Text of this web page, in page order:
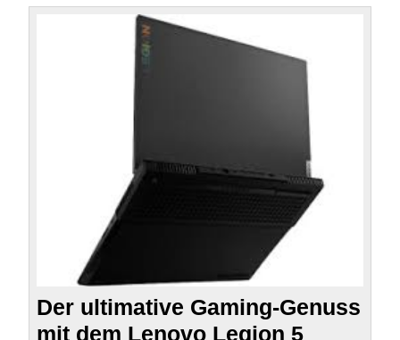
Der ultimative Gaming-Genuss
mit dem Lenovo Legion 5